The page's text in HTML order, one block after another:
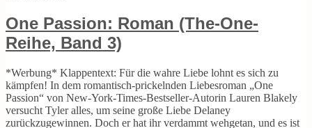
One Passion: Roman (The-One-
Reihe, Band 3)
*Werbung* Klappentext: Für die wahre Liebe lohnt es sich zu
kämpfen! In dem romantisch-prickelnden Liebesroman „One
Passion“ von New-York-Times-Bestseller-Autorin Lauren Blakely
versucht Tyler alles, um seine große Liebe Delaney
zurückzugewinnen. Doch er hat ihr verdammt wehgetan, und es ist